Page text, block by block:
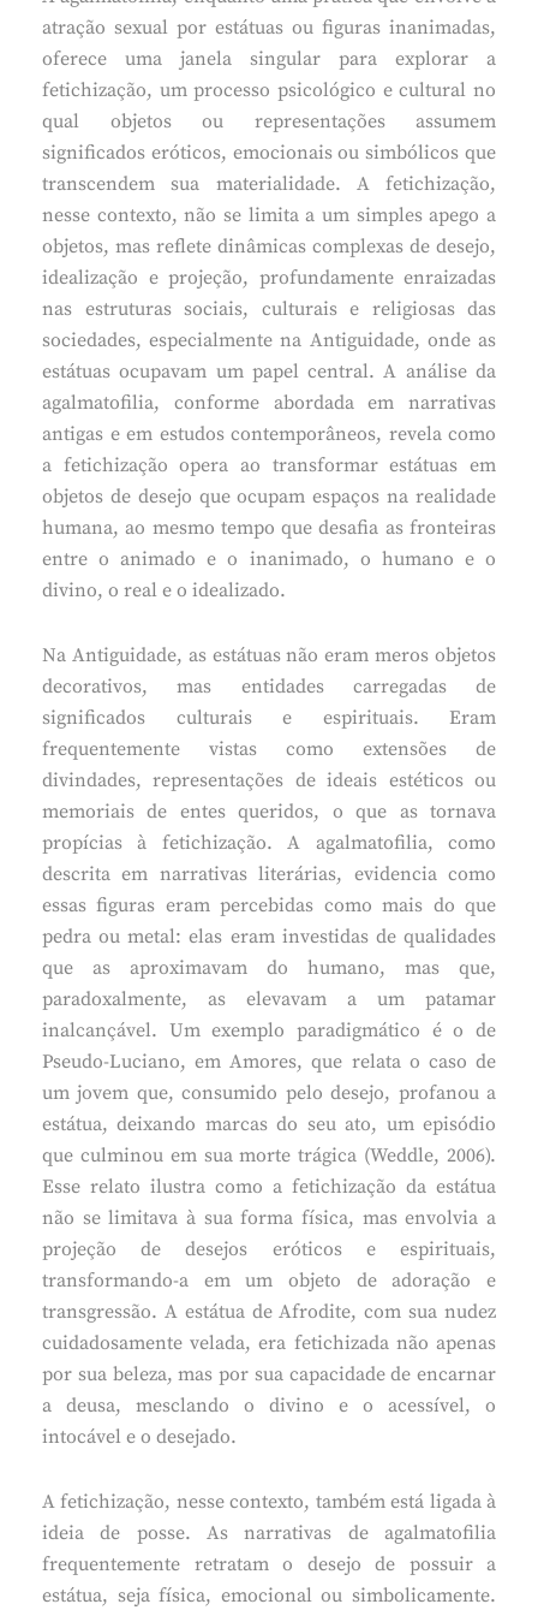
atração sexual por estátuas ou figuras inanimadas,
oferece uma janela singular para explorar a
fetichização, um processo psicológico e cultural no
qual objetos ou representações assumem
significados eróticos, emocionais ou simbólicos que
transcendem sua materialidade. A fetichização,
nesse contexto, não se limita a um simples apego a
objetos, mas reflete dinâmicas complexas de desejo,
idealização e projeção, profundamente enraizadas
nas estruturas sociais, culturais e religiosas das
sociedades, especialmente na Antiguidade, onde as
estátuas ocupavam um papel central. A análise da
agalmatofilia, conforme abordada em narrativas
antigas e em estudos contemporâneos, revela como
a fetichização opera ao transformar estátuas em
objetos de desejo que ocupam espaços na realidade
humana, ao mesmo tempo que desafia as fronteiras
entre o animado e o inanimado, o humano e o
divino, o real e o idealizado.
Na Antiguidade, as estátuas não eram meros objetos
decorativos, mas entidades carregadas de
significados culturais e espirituais. Eram
frequentemente vistas como extensões de
divindades, representações de ideais estéticos ou
memoriais de entes queridos, o que as tornava
propícias à fetichização. A agalmatofilia, como
descrita em narrativas literárias, evidencia como
essas figuras eram percebidas como mais do que
pedra ou metal: elas eram investidas de qualidades
que as aproximavam do humano, mas que,
paradoxalmente, as elevavam a um patamar
inalcançável. Um exemplo paradigmático é o de
Pseudo-Luciano, em Amores, que relata o caso de
um jovem que, consumido pelo desejo, profanou a
estátua, deixando marcas do seu ato, um episódio
que culminou em sua morte trágica (Weddle, 2006).
Esse relato ilustra como a fetichização da estátua
não se limitava à sua forma física, mas envolvia a
projeção de desejos eróticos e espirituais,
transformando-a em um objeto de adoração e
transgressão. A estátua de Afrodite, com sua nudez
cuidadosamente velada, era fetichizada não apenas
por sua beleza, mas por sua capacidade de encarnar
a deusa, mesclando o divino e o acessível, o
intocável e o desejado.
A fetichização, nesse contexto, também está ligada à
ideia de posse. As narrativas de agalmatofilia
frequentemente retratam o desejo de possuir a
estátua, seja física, emocional ou simbolicamente.